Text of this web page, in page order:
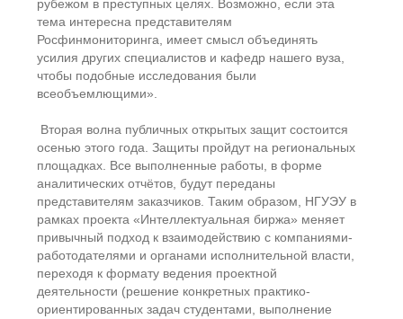
рубежом в преступных целях. Возможно, если эта
тема интересна представителям
Росфинмониторинга, имеет смысл объединять
усилия других специалистов и кафедр нашего вуза,
чтобы подобные исследования были
всеобъемлющими».
Вторая волна публичных открытых защит состоится
осенью этого года. Защиты пройдут на региональных
площадках. Все выполненные работы, в форме
аналитических отчётов, будут переданы
представителям заказчиков. Таким образом, НГУЭУ в
рамках проекта «Интеллектуальная биржа» меняет
привычный подход к взаимодействию с компаниями-
работодателями и органами исполнительной власти,
переходя к формату ведения проектной
деятельности (решение конкретных практико-
ориентированных задач студентами, выполнение